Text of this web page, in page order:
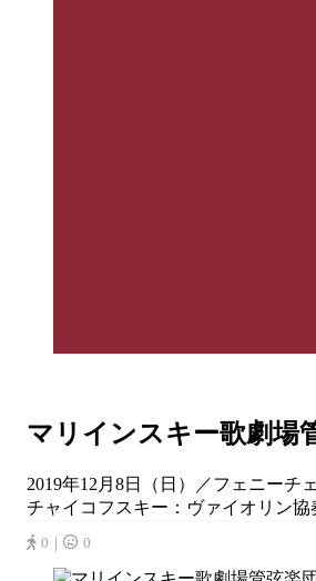
マリインスキー歌劇場
2019年12月8日（日）／フェニーチ
チャイコフスキー：ヴァイオリン協
0｜ 0